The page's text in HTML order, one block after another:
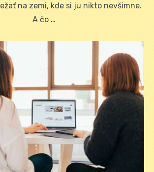
na zemi, kde si ju nikto nevšimne.
A čo …